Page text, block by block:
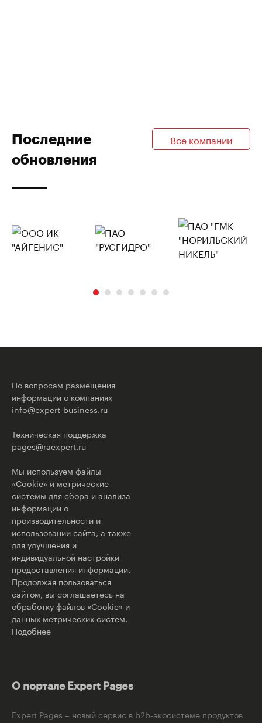
Последние
обновления
Все компании
По вопросам размещения
информации о компаниях
info@expert-business.ru
Техническая поддержка
pages@raexpert.ru
Мы используем файлы
«Cookie» и метрические
системы для сбора и анализа
информации о
производительности и
использовании сайта, а также
для улучшения и
индивидуальной настройки
предоставления информации.
Продолжая пользоваться
сайтом, вы соглашаетесь на
обработку файлов «Cookie» и
данных метрических систем.
Подобнее
О портале Expert Pages
Expert Pages – новый сервис в b2b-экосистеме продуктов